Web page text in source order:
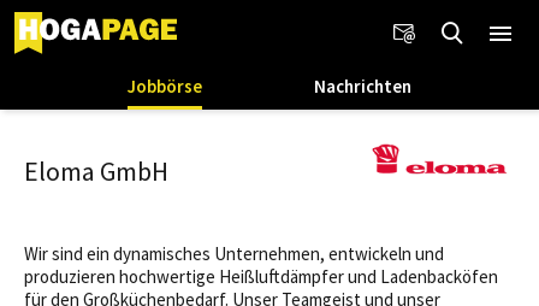
Jobbörse Nachrichten
Eloma GmbH
Wir sind ein dynamisches Unternehmen, entwickeln und
produzieren hochwertige Heißluftdämpfer und Ladenbacköfen
für den Großküchenbedarf. Unser Teamgeist und unser